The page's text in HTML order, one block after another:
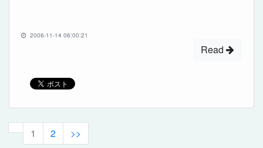
2006-11-14 06:00:21
Read
1 2 >>